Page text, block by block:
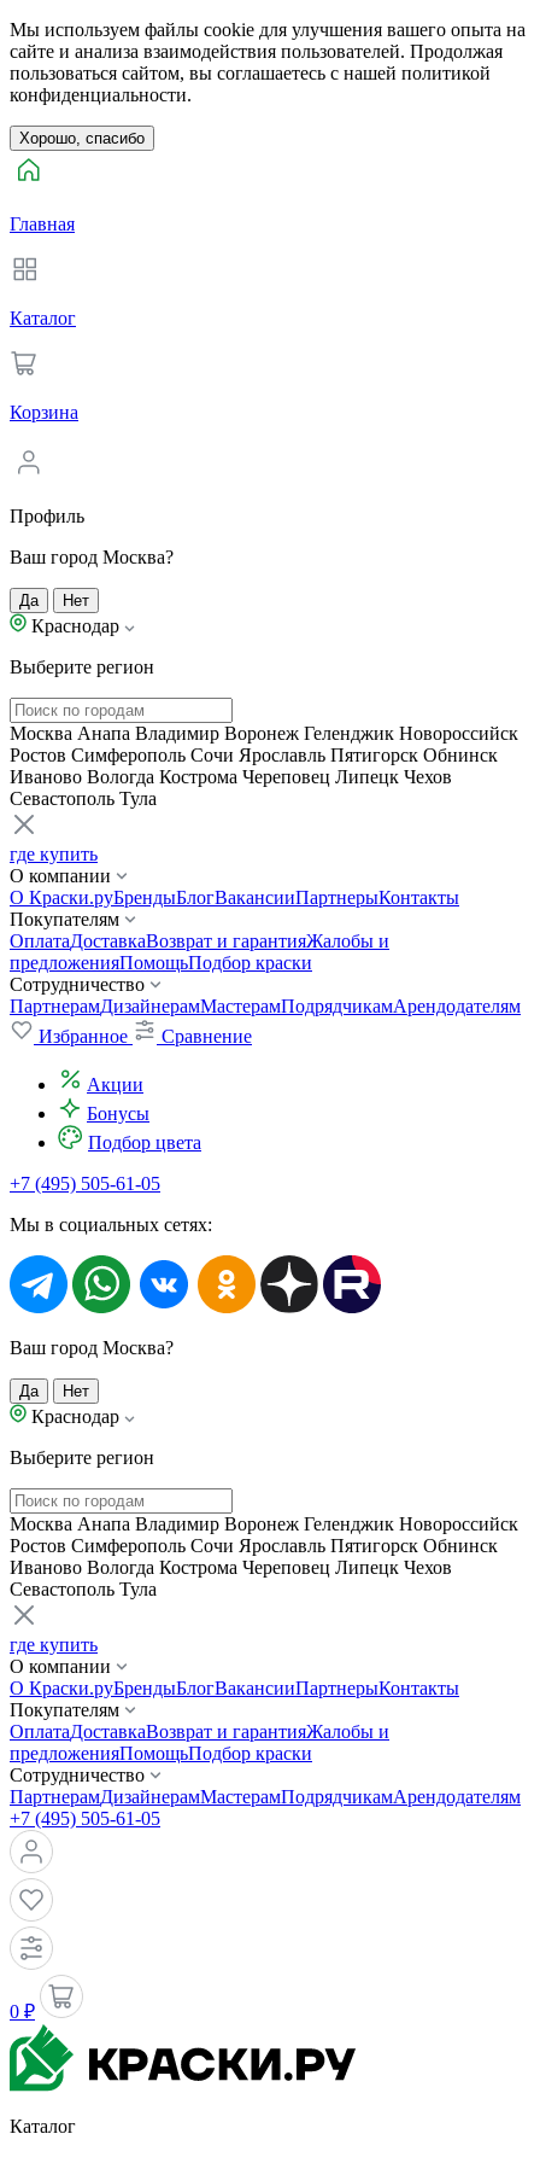
Мы используем файлы cookie для улучшения вашего опыта на
сайте и анализа взаимодействия пользователей. Продолжая
пользоваться сайтом, вы соглашаетесь с нашей политикой
конфиденциальности.
Хорошо, спасибо
Главная
Каталог
Корзина
Профиль
Ваш город Москва?
Да Нет
Краснодар
Выберите регион
Москва Анапа Владимир Воронеж Геленджик Новороссийск
Ростов Симферополь Сочи Ярославль Пятигорск Обнинск
Иваново Вологда Кострома Череповец Липецк Чехов
Севастополь Тула
где купить
О компании
О Краски.руБрендыБлогВакансииПартнерыКонтакты
Покупателям
ОплатаДоставкаВозврат и гарантияЖалобы и
предложенияПомощьПодбор краски
Сотрудничество
ПартнерамДизайнерамМастерамПодрядчикамАрендодателям
Избранное
Сравнение
Акции
Бонусы
Подбор цвета
+7 (495) 505-61-05
Мы в социальных сетях:
Ваш город Москва?
Да Нет
Краснодар
Выберите регион
Москва Анапа Владимир Воронеж Геленджик Новороссийск
Ростов Симферополь Сочи Ярославль Пятигорск Обнинск
Иваново Вологда Кострома Череповец Липецк Чехов
Севастополь Тула
где купить
О компании
О Краски.руБрендыБлогВакансииПартнерыКонтакты
Покупателям
ОплатаДоставкаВозврат и гарантияЖалобы и
предложенияПомощьПодбор краски
Сотрудничество
ПартнерамДизайнерамМастерамПодрядчикамАрендодателям
+7 (495) 505-61-05
0 ₽
Каталог